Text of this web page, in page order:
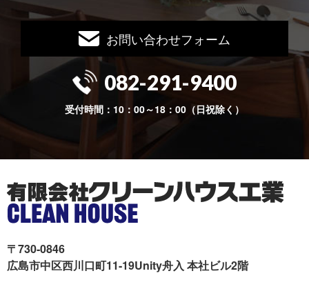
お問い合わせフォーム
082-291-9400
受付時間：10：00～18：00（日祝除く）
〒730-0846
広島市中区西川口町11-19Unity舟入 本社ビル2階